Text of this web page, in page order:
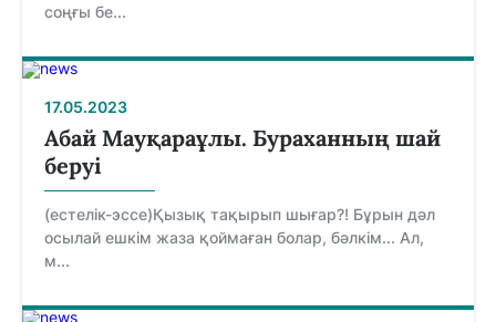
соңғы бе...
17.05.2023
Абай Мауқараұлы. Бураханның шай
беруі
(естелік-эссе)Қызық тақырып шығар?! Бұрын дәл
осылай ешкім жаза қоймаған болар, бәлкім... Ал,
м...